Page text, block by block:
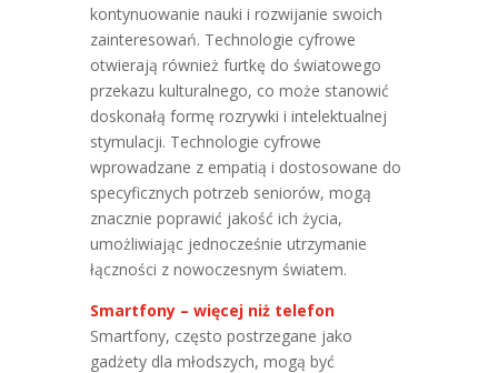
kontynuowanie nauki i rozwijanie swoich
zainteresowań. Technologie cyfrowe
otwierają również furtkę do światowego
przekazu kulturalnego, co może stanowić
doskonałą formę rozrywki i intelektualnej
stymulacji. Technologie cyfrowe
wprowadzane z empatią i dostosowane do
specyficznych potrzeb seniorów, mogą
znacznie poprawić jakość ich życia,
umożliwiając jednocześnie utrzymanie
łączności z nowoczesnym światem.
Smartfony – więcej niż telefon
Smartfony, często postrzegane jako
gadżety dla młodszych, mogą być